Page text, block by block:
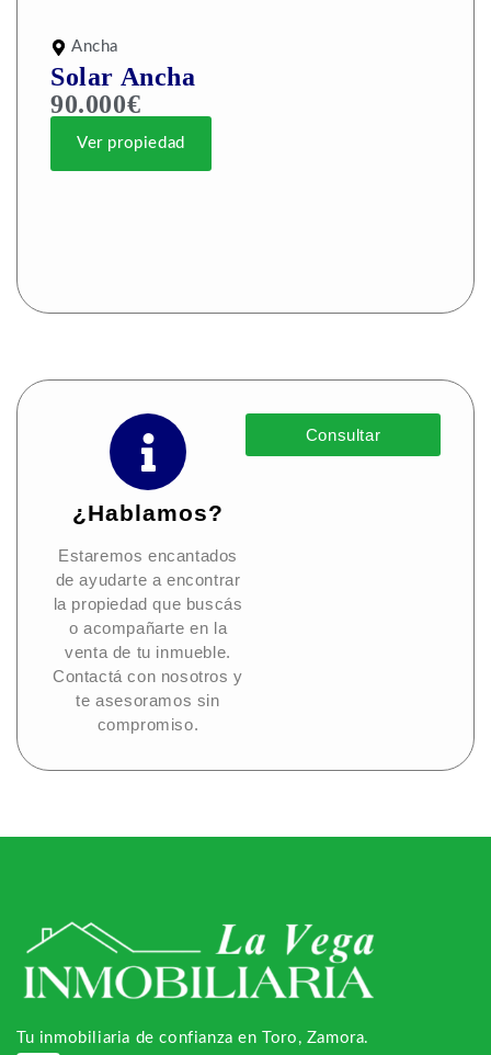
Ancha
Solar Ancha
90.000€
Ver propiedad
¿Hablamos?
Estaremos encantados
de ayudarte a encontrar
la propiedad que buscás
o acompañarte en la
venta de tu inmueble.
Contactá con nosotros y
te asesoramos sin
compromiso.
Consultar
Tu inmobiliaria de confianza en Toro, Zamora.